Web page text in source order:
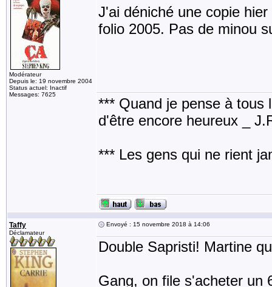
Modérateur
Depuis le: 19 novembre 2004
Status actuel: Inactif
Messages: 7625
J'ai déniché une copie
folio 2005. Pas de minou
*** Quand je pense à tous
d'être encore heureux _
*** Les gens qui ne rient
Taffy
Déclamateur
Envoyé : 15 novembre 2018 à 14:06
Double Sapristi! Martine
Gang, on file s'acheter un